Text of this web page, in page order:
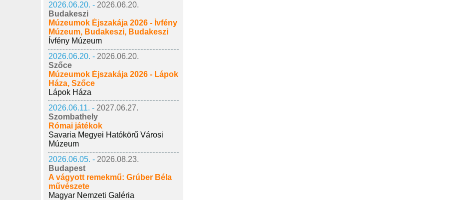
2026.06.20. - 2026.06.20.
Budakeszi
Múzeumok Éjszakája 2026 - Ívfény
Múzeum, Budakeszi, Budakeszi
Ívfény Múzeum
2026.06.20. - 2026.06.20.
Szőce
Múzeumok Éjszakája 2026 - Lápok
Háza, Szőce
Lápok Háza
2026.06.11. - 2027.06.27.
Szombathely
Római játékok
Savaria Megyei Hatókörű Városi
Múzeum
2026.06.05. - 2026.08.23.
Budapest
A vágyott remekmű: Grúber Béla
művészete
Magyar Nemzeti Galéria